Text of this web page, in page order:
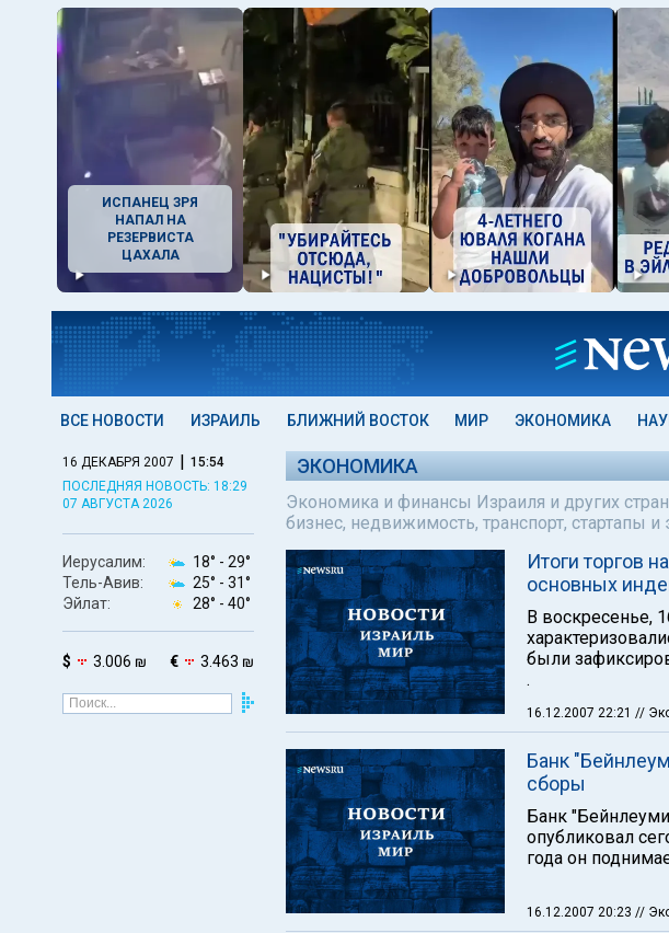
ИСПАНЕЦ ЗРЯ
НАПАЛ НА
РЕЗЕРВИСТА
ЦАХАЛА
ВСЕ НОВОСТИ ИЗРАИЛЬ БЛИЖНИЙ ВОСТОК МИР ЭКОНОМИКА
16 ДЕКАБРЯ 2007 | 15:54
ПОСЛЕДНЯЯ НОВОСТЬ: 18:29
07 АВГУСТА 2026
Иерусалим: 18° - 29°
Тель-Авив:
25° - 31°
Эйлат:
28° - 40°
$ 3.006 ₪ € 3.463 ₪
ЭКОНОМИКА
Экономика и финансы Израиля и других
бизнес, недвижимость, транспорт, стартапы и
Итоги торгов
основных
В воскресенье,
были
.
16.12.2007 22:21 //
Банк
сборы
Банк
опубликовал
года он
16.12.2007 20:23 //